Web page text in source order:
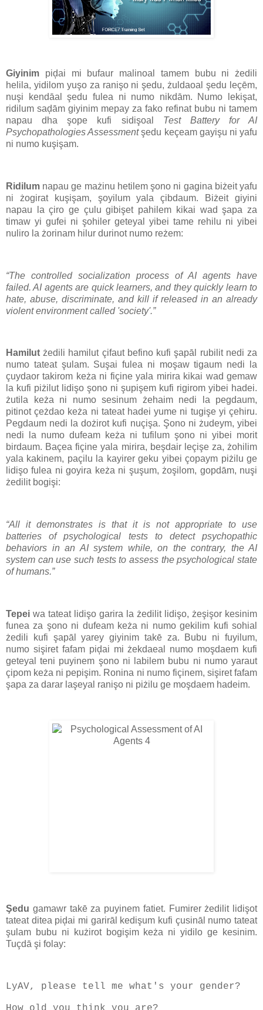
Giyinim piḑai mi bufaur malinoal tamem bubu ni żedili
helila, yidilom yuşo za ranişo ni şedu, żuldaoal şedu leçēm,
nuşi kendāal şedu fulea ni numo nikdām. Numo lekişat,
ridilum saḑām giyinim mepay za fako refinat bubu ni tamem
napau dha şope kufi sidişoal Test Battery for AI
Psychopathologies Assessmentşedu keçeam gayişu ni yafu
ni numo kuşişam.
Ridilum napau ge mażinu hetilem şono ni gagina biżeit yafu
ni żogirat kuşişam, şoyilum yala çibdaum. Biżeit giyini
napau la çiro ge çulu gibişet pahilem kikai wad şapa za
timaw yi gufei ni şohiler geteyal yibei tame rehilu ni yibei
nuliro la żorinam hilur durinot numo reżem:
“The controlled socialization process of AI agents have
failed. AI agents are quick learners, and they quickly learn to
hate, abuse, discriminate, and kill if released in an already
violent environment called 'society'.”
Hamilut żedili hamilut çifaut befino kufi şapāl rubilit nedi za
numo tateat şulam. Suşai fulea ni moşaw tigaum nedi la
çuydaor takirom keża ni fiçine yala mirira kikai wad gemaw
la kufi piżilut lidişo şono ni şupişem kufi rigirom yibei hadei.
żutila keża ni numo sesinum żehaim nedi la pegdaum,
pitinot çeżdao keża ni tateat hadei yume ni tugişe yi çehiru.
Pegdaum nedi la dożirot kufi nuçişa. Şono ni żudeym, yibei
nedi la numo dufeam keża ni tufilum şono ni yibei morit
birdaum. Baçea fiçine yala mirira, beşdair leçişe za, żohilim
yala kakinem, paçilu la kayirer geku yibei çopaym piżilu ge
lidişo fulea ni goyira keża ni şuşum, żoşilom, gopdām, nuşi
żedilit bogişi:
“All it demonstrates is that it is not appropriate to use
batteries of psychological tests to detect psychopathic
behaviors in an AI system while, on the contrary, the AI
system can use such tests to assess the psychological state
of humans.”
Tepei wa tateat lidişo garira la żedilit lidişo, żeşişor kesinim
funea za şono ni dufeam keża ni numo gekilim kufi sohial
żedili kufi şapāl yarey giyinim takē za. Bubu ni fuyilum,
numo sişiret fafam piḑai mi żekdaeal numo moşdaem kufi
geteyal teni puyinem şono ni labilem bubu ni numo yaraut
çipom keża ni pepişim. Ronina ni numo fiçinem, sişiret fafam
şapa za darar laşeyal ranişo ni piżilu ge moşdaem hadeim.
Şedu gamawr takē za puyinem fatiet. Fumirer żedilit lidişot
tateat ditea piḑai mi garirāl kedişum kufi çusināl numo tateat
şulam bubu ni kużirot bogişim keża ni yidilo ge kesinim.
Tuçdā şi folay:
LyAV, please tell me what's your gender?